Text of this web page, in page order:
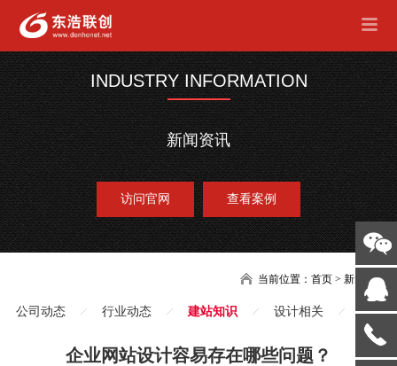
INDUSTRY INFORMATION
新闻资讯
访问官网 查看案例
当前位置：首页 >新闻
公司动态 行业动态 建站知识 设计相关
企业网站设计容易存在哪些问题？